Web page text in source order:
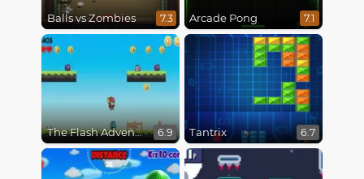
Balls vs Zombies 7.3 Arcade Pong 7.1
The Flash Adventures 6.9 Tantrix 6.7